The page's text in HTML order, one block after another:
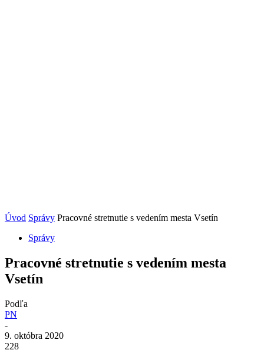
Úvod Správy Pracovné stretnutie s vedením mesta Vsetín
Správy
Pracovné stretnutie s vedením mesta
Vsetín
Podľa
PN
-
9. októbra 2020
228